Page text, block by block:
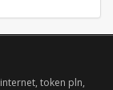
token pln,